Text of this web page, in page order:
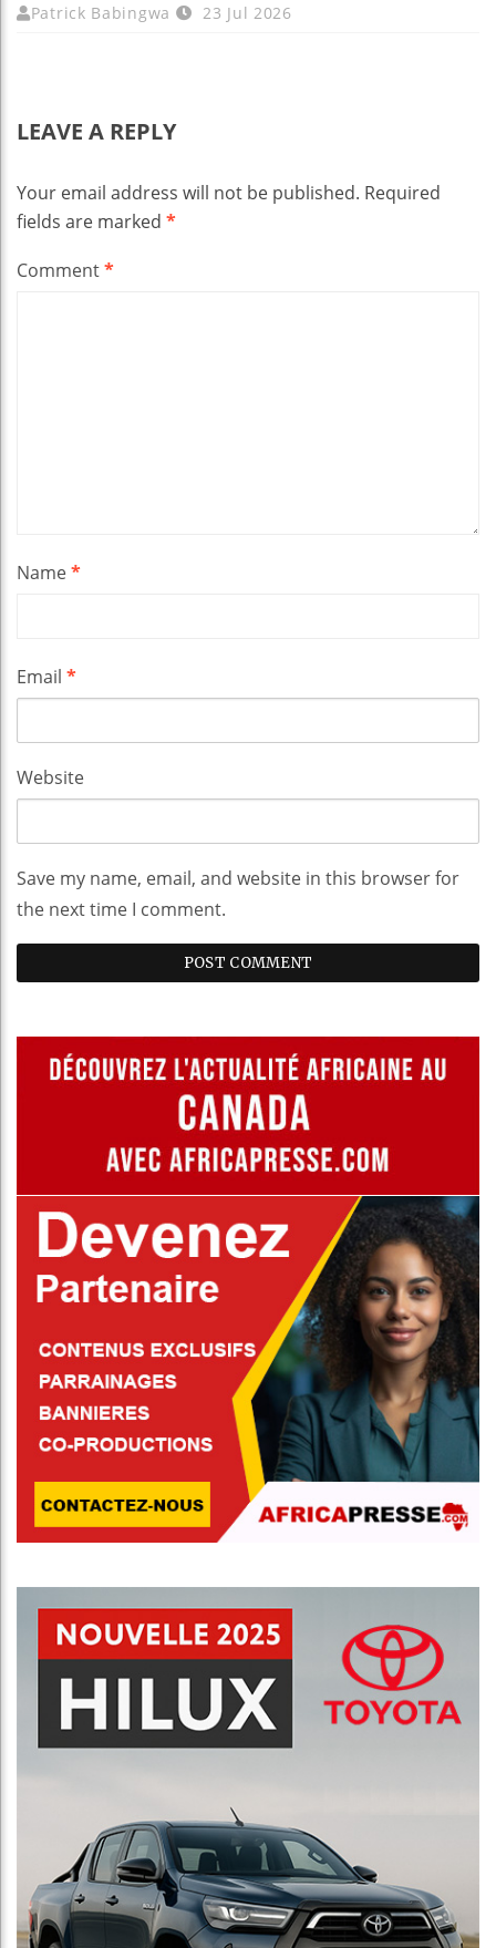
Patrick Babingwa 23 Jul 2026
LEAVE A REPLY
Your email address will not be published. Required
fields are marked *
Comment*
Name*
Email *
Website
Save my name, email, and website in this browser for
the next time I comment.